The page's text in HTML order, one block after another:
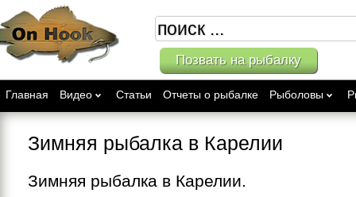
Позвать на рыбалку
Главная Видео Статьи Отчеты о рыбалке Рыболовы
Зимняя рыбалка в Карелии
Зимняя рыбалка в Карелии.